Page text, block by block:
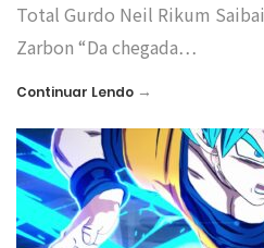
Total Gurdo Neil Rikum
Zarbon “Da chegada…
Continuar Lendo →